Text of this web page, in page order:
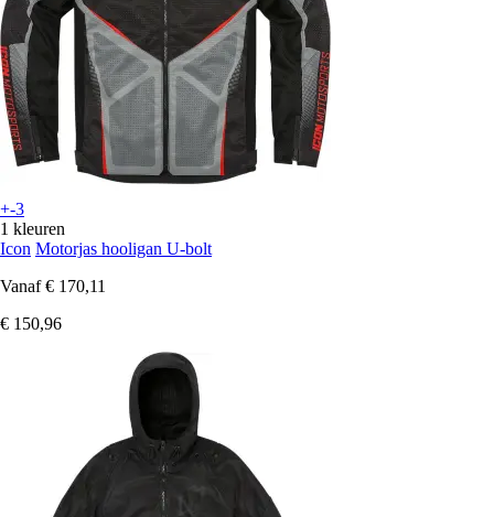
+-3
1 kleuren
Icon Motorjas hooligan U-bolt
Vanaf € 170,11
€ 150,96